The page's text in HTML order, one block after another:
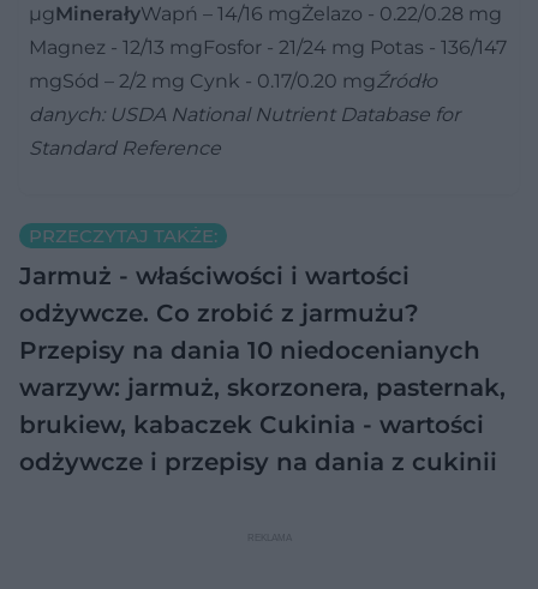
µgMinerałyWapń – 14/16 mgŻelazo - 0.22/0.28 mg
Magnez - 12/13 mgFosfor - 21/24 mg Potas - 136/147
mgSód – 2/2 mg Cynk - 0.17/0.20 mg Źródło
danych: USDA National Nutrient Database for
Standard Reference
PRZECZYTAJ TAKŻE:
Jarmuż - właściwości i wartości
odżywcze. Co zrobić z jarmużu?
Przepisy na dania 10 niedocenianych
warzyw: jarmuż, skorzonera, pasternak,
brukiew, kabaczek Cukinia - wartości
odżywcze i przepisy na dania z cukinii